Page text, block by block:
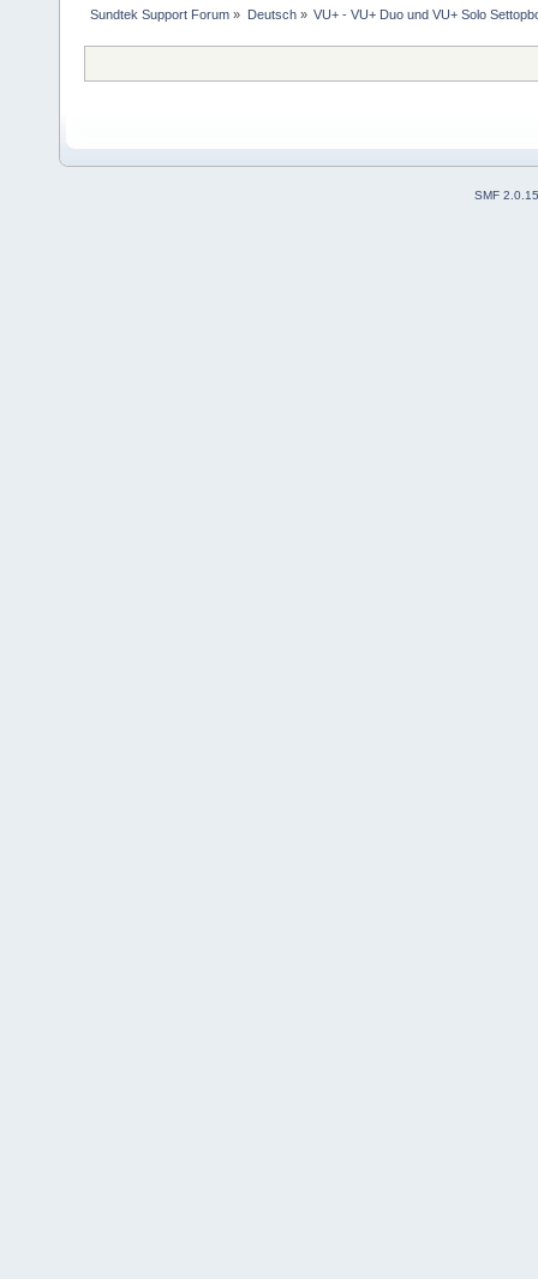
Sundtek Support Forum » Deutsch» VU+ - VU+ Duo und VU+ Solo
SMF 2.0.15